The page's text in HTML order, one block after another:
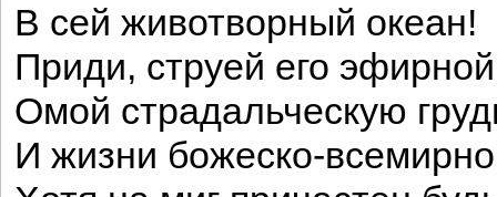
В сей животворный океан!
Приди, струей его эфирной
Омой страдальческую
И жизни божеско-